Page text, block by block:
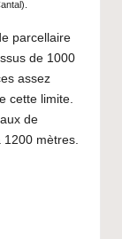
parcellaire
de 1000
assez
cette limite.
de
1200 mètres.